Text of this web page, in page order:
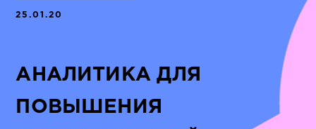
25.01.20
АНАЛИТИКА ДЛЯ
ПОВЫШЕНИЯ